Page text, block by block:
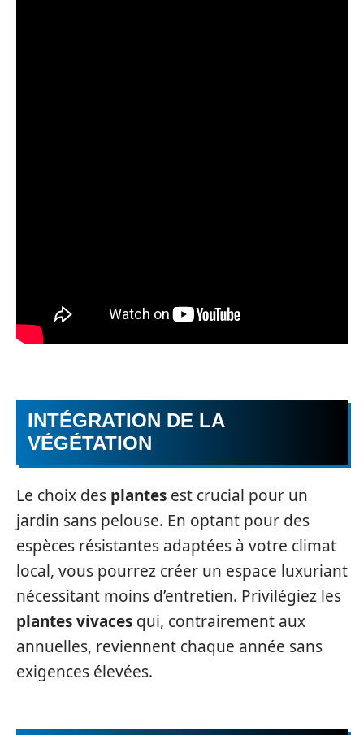
INTÉGRATION DE LA
VÉGÉTATION
Le choix des plantes est crucial pour un
jardin sans pelouse. En optant pour des
espèces résistantes adaptées à votre climat
local, vous pourrez créer un espace luxuriant
nécessitant moins d’entretien. Privilégiez les
plantes vivaces qui, contrairement aux
annuelles, reviennent chaque année sans
exigences élevées.